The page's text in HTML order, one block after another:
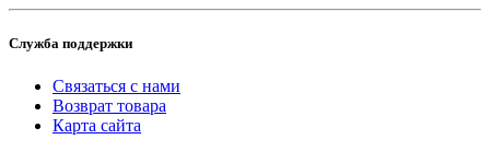
Служба поддержки
Связаться с нами
Возврат товара
Карта сайта